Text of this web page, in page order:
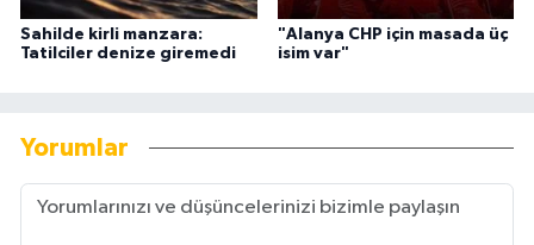
Sahilde kirli manzara:
Tatilciler denize giremedi
"Alanya CHP için masada üç
isim var"
Yorumlar